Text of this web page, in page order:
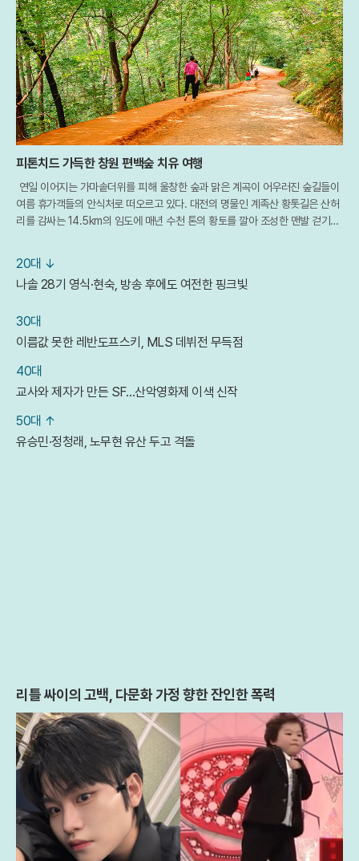
피톤치드 가득한 창원 편백숲 치유 여행
연일 이어지는 가마솥더위를 피해 울창한 숲과 맑은 계곡이 어우러진 숲길들이
여름 휴가객들의 안식처로 떠오르고 있다. 대전의 명물인 계족산 황톳길은 산허
리를 감싸는 14.5km의 임도에 매년 수천 톤의 황토를 깔아 조성한 맨발 걷기의
20대 ↓
나솔 28기 영식·현숙, 방송 후에도 여전한 핑크빛
30대
이름값 못한 레반도프스키, MLS 데뷔전 무득점
40대
교사와 제자가 만든 SF…산악영화제 이색 신작
50대 ↑
유승민·정청래, 노무현 유산 두고 격돌
리틀 싸이의 고백, 다문화 가정 향한 잔인한 폭력